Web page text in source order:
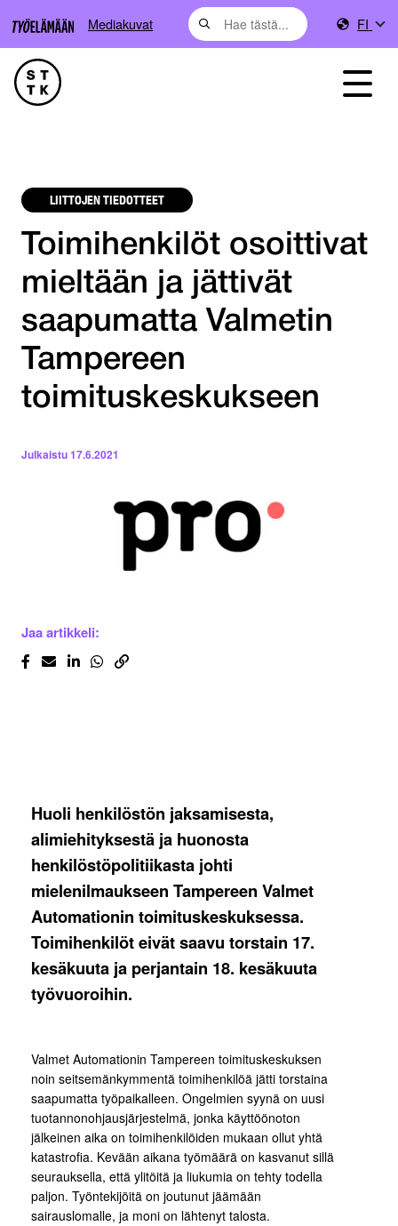
Mediakuvat FI
LIITTOJEN TIEDOTTEET
Toimihenkilöt osoittivat
mieltään ja jättivät
saapumatta Valmetin
Tampereen
toimituskeskukseen
Julkaistu17.6.2021
Jaa artikkeli:
Huoli henkilöstön jaksamisesta,
alimiehityksestä ja huonosta
henkilöstöpolitiikasta johti
mielenilmaukseen Tampereen Valmet
Automationin toimituskeskuksessa.
Toimihenkilöt eivät saavu torstain 17.
kesäkuuta ja perjantain 18. kesäkuuta
työvuoroihin.
Valmet Automationin Tampereen toimituskeskuksen
noin seitsemänkymmentä toimihenkilöä jätti torstaina
saapumatta työpaikalleen. Ongelmien syynä on uusi
tuotannonohjausjärjestelmä, jonka käyttöönoton
jälkeinen aika on toimihenkilöiden mukaan ollut yhtä
katastrofia. Kevään aikana työmäärä on kasvanut sillä
seurauksella, että ylitöitä ja liukumia on tehty todella
paljon. Työntekijöitä on joutunut jäämään
sairauslomalle, ja moni on lähtenyt talosta.